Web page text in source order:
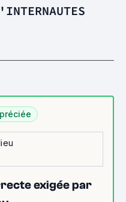
exigée par